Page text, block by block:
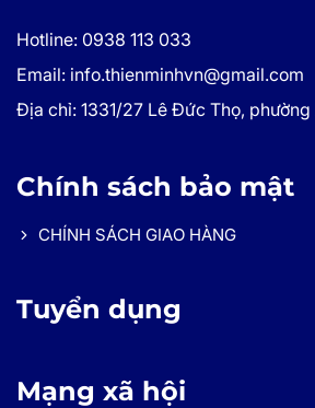
Hotline: 0938 113 033
Email: info.thienminhvn@gmail.com
Địa chỉ: 1331/27 Lê Đức Thọ, phường
Chính sách bảo mật
CHÍNH SÁCH GIAO HÀNG
Tuyển dụng
Mạng xã hội